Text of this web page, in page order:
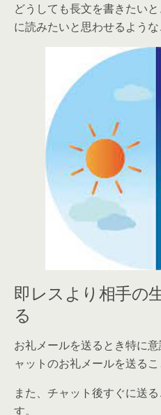
どうしても長文を書きたい
に読みたいと思わせるような
即レスより相手の
る
お礼メールを送るとき特に
ャットのお礼メールを送るこ
また、チャット後すぐに送
す。